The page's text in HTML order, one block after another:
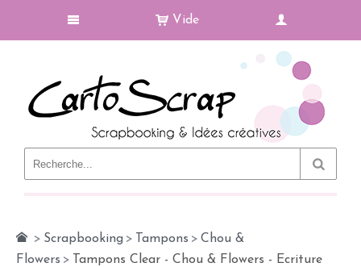
Vide
> Scrapbooking > Tampons > Chou &
Flowers > Tampons Clear - Chou & Flowers - Ecriture